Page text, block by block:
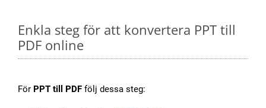
Enkla steg för att konvertera PPT till
PDF online
För PPT till PDF följ dessa steg: